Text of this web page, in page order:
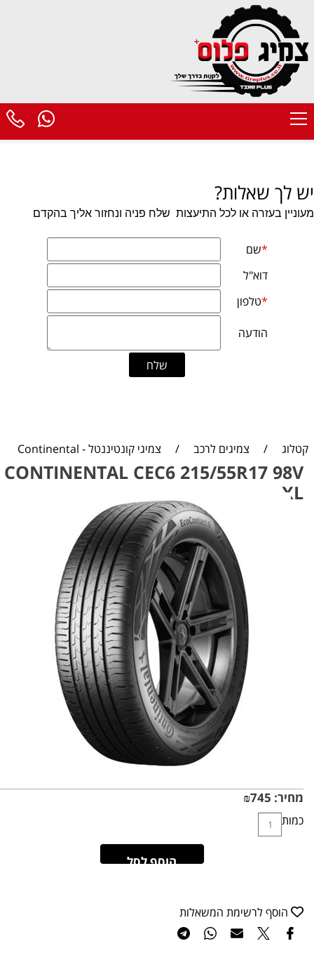
יש לך שאלות?
מעוניין בעזרה או לכל התיעצות שלח פניה ונחזור אליך בהקדם
קטלוג / צמיגים לרכב / צמיגי קונטיננטל - Continental
CONTINENTAL CEC6 215/55R17 98V
XL
מחיר: ₪745
כמות
הוסף לסל
הוסף לרשימת המשאלות